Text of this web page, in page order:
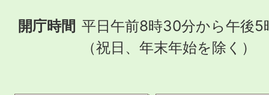
開庁時間 平日午前8時30分から午後5
（祝日、年末年始を除く）